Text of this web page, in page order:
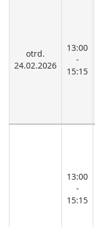
otrd.
24.02.2026
13:00
-
15:15
13:00
-
15:15